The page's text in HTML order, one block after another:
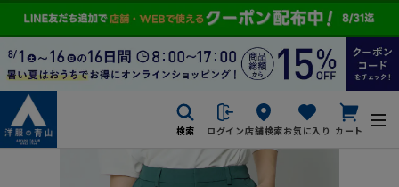
検索 ログイン店舗検索お気に入り カート